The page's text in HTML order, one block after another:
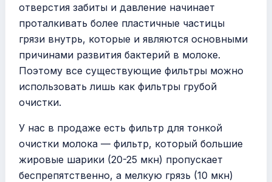
отверстия забиты и давление начинает
проталкивать более пластичные частицы
грязи внутрь, которые и являются основными
причинами развития бактерий в молоке.
Поэтому все существующие фильтры можно
использовать лишь как фильтры грубой
очистки.
У нас в продаже есть фильтр для тонкой
очистки молока — фильтр, который большие
жировые шарики (20-25 мкн) пропускает
беспрепятственно, а мелкую грязь (10 мкн)